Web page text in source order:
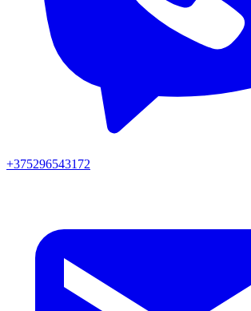
+375296543172